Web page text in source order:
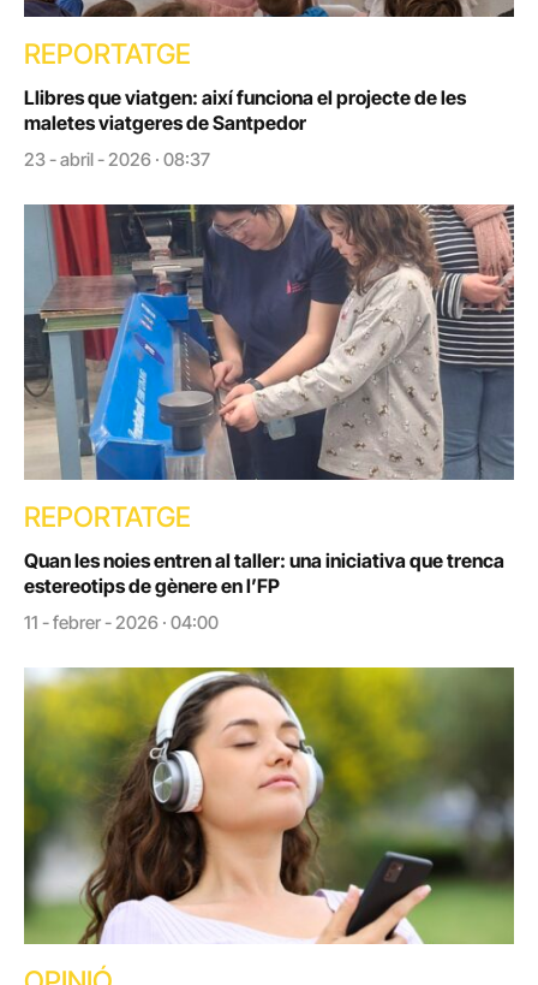
REPORTATGE
Llibres que viatgen: així funciona el projecte de les
maletes viatgeres de Santpedor
23 - abril - 2026 · 08:37
REPORTATGE
Quan les noies entren al taller: una iniciativa que trenca
estereotips de gènere en l’FP
11 - febrer - 2026 · 04:00